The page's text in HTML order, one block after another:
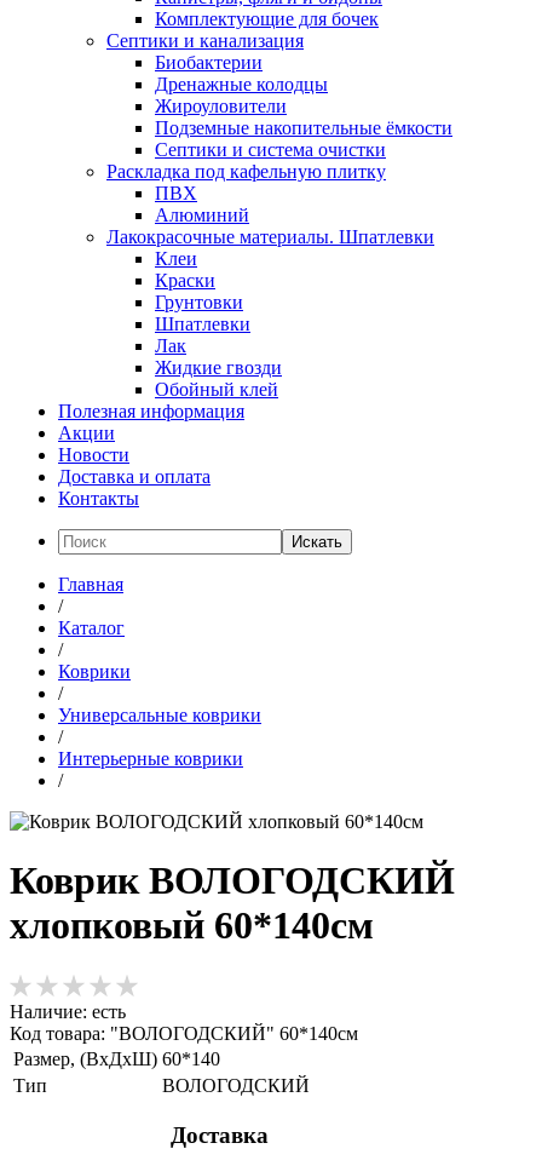
Комплектующие для бочек
Септики и канализация
Биобактерии
Дренажные колодцы
Жироуловители
Подземные накопительные ёмкости
Септики и система очистки
Раскладка под кафельную плитку
ПВХ
Алюминий
Лакокрасочные материалы. Шпатлевки
Клеи
Краски
Грунтовки
Шпатлевки
Лак
Жидкие гвозди
Обойный клей
Полезная информация
Акции
Новости
Доставка и оплата
Контакты
Искать
Главная
/
Каталог
/
Коврики
/
Универсальные коврики
/
Интерьерные коврики
/
Коврик ВОЛОГОДСКИЙ
хлопковый 60*140см
Наличие: есть
Код товара: "ВОЛОГОДСКИЙ" 60*140см
Размер, (ВхДхШ) 60*140
Тип
ВОЛОГОДСКИЙ
Доставка